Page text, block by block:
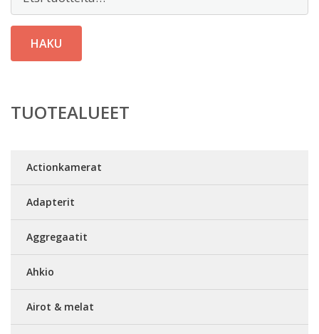
HAKU
TUOTEALUEET
Actionkamerat
Adapterit
Aggregaatit
Ahkio
Airot & melat